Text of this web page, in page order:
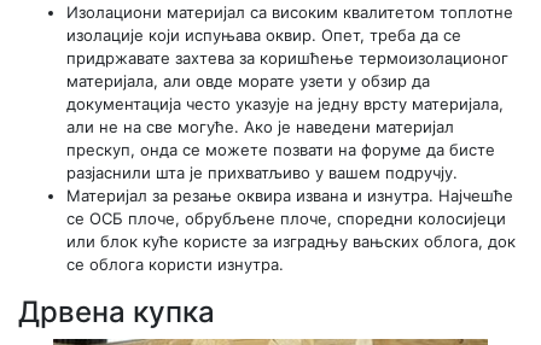
Изолациони материјал са високим квалитетом топлотне
изолације који испуњава оквир. Опет, треба да се
придржавате захтева за коришћење термоизолационог
материјала, али овде морате узети у обзир да
документација често указује на једну врсту материјала,
али не на све могуће. Ако је наведени материјал
прескуп, онда се можете позвати на форуме да бисте
разјаснили шта је прихватљиво у вашем подручју.
Материјал за резање оквира извана и изнутра. Најчешће
се ОСБ плоче, обрубљене плоче, споредни колосијеци
или блок куће користе за изградњу вањских облога, док
се облога користи изнутра.
Дрвена купка